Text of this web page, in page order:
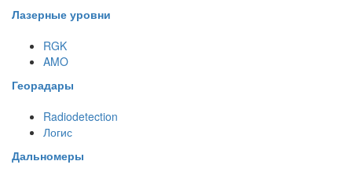
Лазерные уровни
RGK
AMO
Георадары
Radiodetection
Логис
Дальномеры